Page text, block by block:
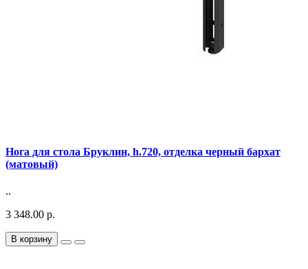
Нога для стола Бруклин, h.720, отделка черный бархат
(матовый)
..
3 348.00 р.
В корзину